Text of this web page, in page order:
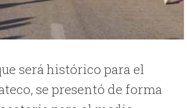
será histórico para el
se presentó de forma